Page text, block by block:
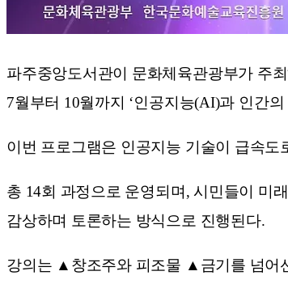
파주중앙도서관이 문화체육관광부가 주
7월부터 10월까지 ‘인공지능(AI)과 인간
이번 프로그램은 인공지능 기술이 급속
총 14회 과정으로 운영되며, 시민들이 미
감상하며 토론하는 방식으로 진행된다.
강의는 ▲창조주와 피조물 ▲금기를 넘어